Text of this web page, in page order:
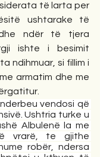
të larta per
ushtarake të
ndër të tjera
ishte i besimit
ndihmuar, si fillim i
armatim dhe me
vendosi që
Ushtria turke u
Albulenë la me
vrarë, te gjithe
robër, ndersa